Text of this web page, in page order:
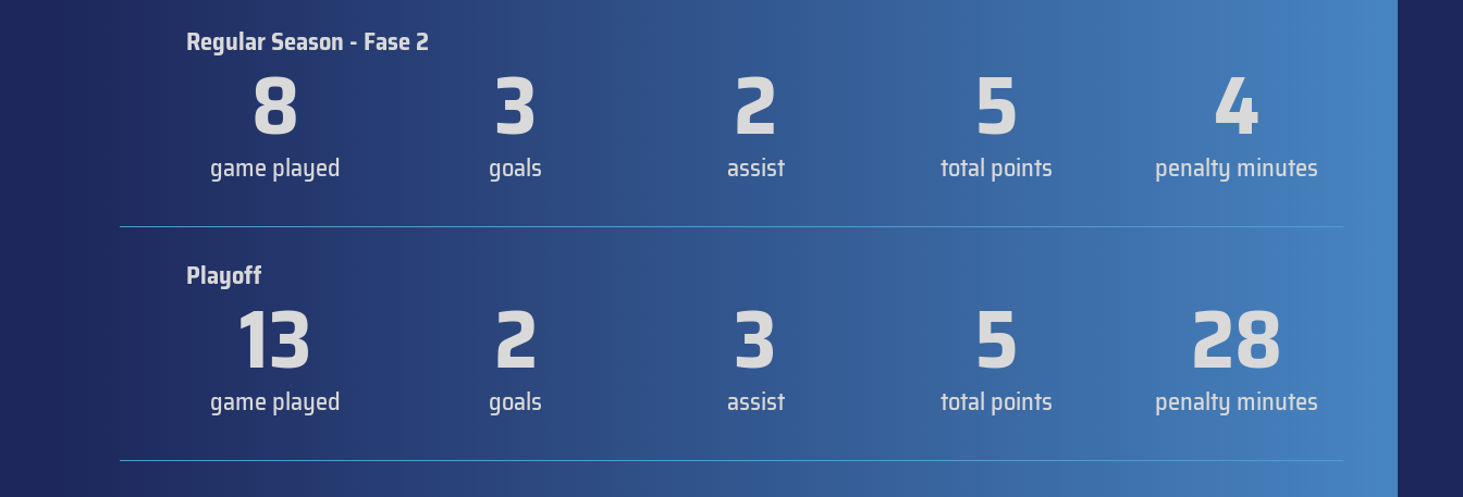
Regular Season - Fase 2
8
game played 3
goals 2
assist 5
total points 4
penalty minutes
Playoff13
game played 2
goals 3
assist 5
total points 28
penalty minutes